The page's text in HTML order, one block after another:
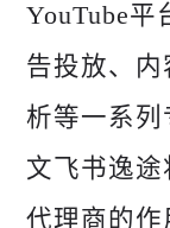
YouTube平
告投放、
析等一系
文飞书逸途
代理商的作